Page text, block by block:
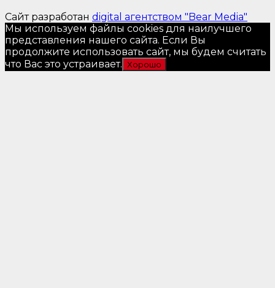
Сайт разработан digital агентством "Bear Media"
Мы используем файлы cookies для наилучшего
представления нашего сайта. Если Вы
продолжите использовать сайт, мы будем считать
что Вас это устраивает. Хорошо